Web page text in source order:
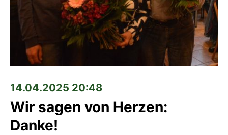
14.04.2025 20:48
Wir sagen von Herzen:
Danke!